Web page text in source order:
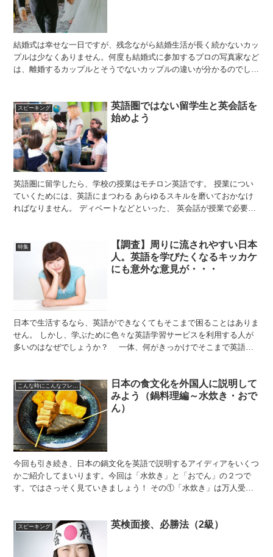
結婚式は幸せな一日ですが、残念ながら結婚生活が長く続かないカッ
プルは少なくありません。何度も結婚式に参加するプロの写真家など
は、離婚するカップルとそうでないカップルの違いが分かるのでしょ
スピーキング
英語圏ではない留学生と英会話を
始めよう
英語圏に留学したら、学校の授業はモチロン英語です。 授業につい
ていくためには、英語にまつわる あらゆるスキルを磨いておかなけ
ればなりません。 ディベートなどといった、 英会話が授業で必要に
特集
【調査】周りに流されやすい日本
人。英語を学びたくなるキッカケ
にも意外な意見が・・・
日本で生活するなら、英語ができなくてもそこまで困ることはありま
せん。 しかし、学ぶために色々な英語学習サービスを利用する人が
多いのはなぜでしょうか？ 一体、何がきっかけでそこまで英語を
日本の食文化を外国人に説明して
みよう（鍋料理編～水炊き・おで
ん）
今回も引き続き、日本の鍋文化を英語で説明するアイディアをいくつ
かご紹介してまいります。今回は「水炊き」と「おでん」の２つで
す。ではさっそく見ていきましょう！ その①「水炊き」は万人受け
スピーキング 英検面接、必勝法（2級）